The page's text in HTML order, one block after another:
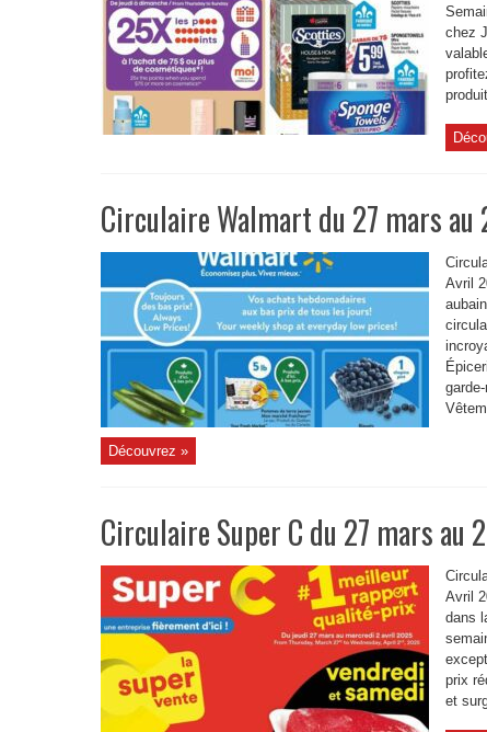
chez
Circulaire Walmart du 27 mars
Avril
Découvrez »
Circulaire Super C du 27 mars au
Avril
dans
prix
et